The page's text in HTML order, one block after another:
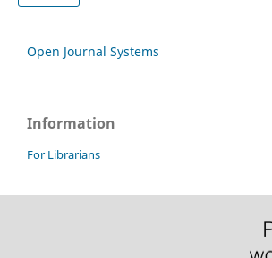
Open Journal Systems
Information
For Librarians